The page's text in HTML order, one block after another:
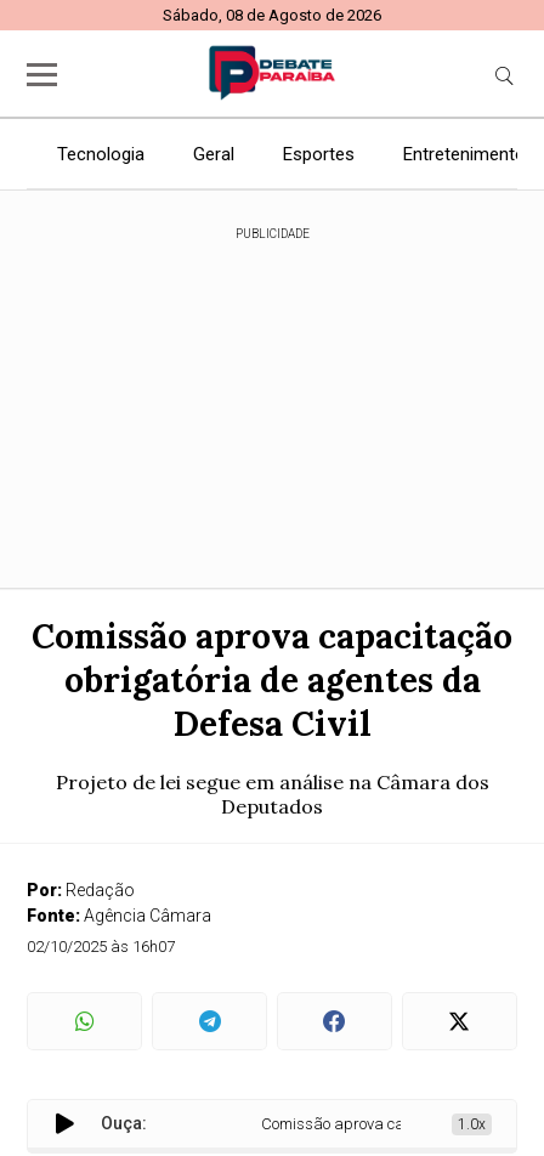
Sábado, 08 de Agosto de 2026
Tecnologia Geral Esportes Entretenimento
PUBLICIDADE
Comissão aprova capacitação
obrigatória de agentes da
Defesa Civil
Projeto de lei segue em análise na Câmara dos
Deputados
Por: Redação
Fonte:Agência Câmara
02/10/2025 às 16h07
Ouça: Comissão aprova capacitação1.0x